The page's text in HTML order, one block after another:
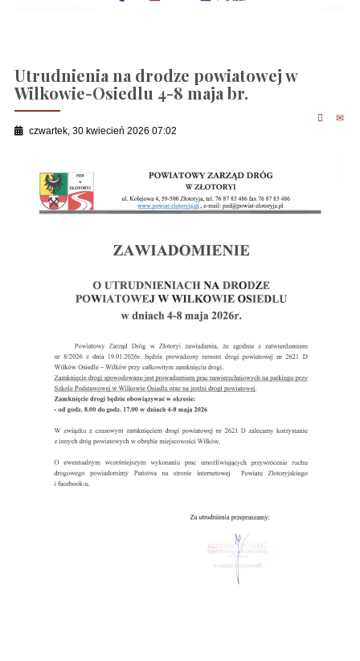
Utrudnienia na drodze powiatowej w
Wilkowie-Osiedlu 4-8 maja br.
czwartek, 30 kwiecień 2026 07:02